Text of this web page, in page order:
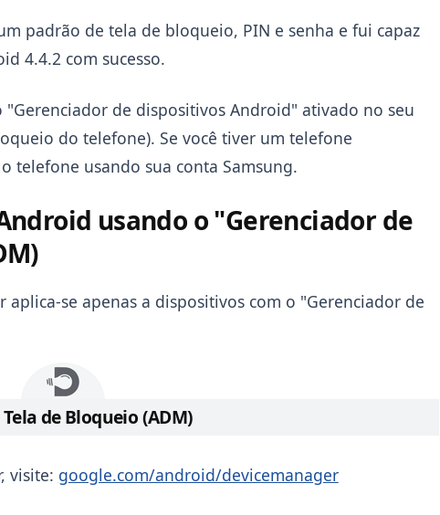
padrão de tela de bloqueio, PIN e senha e fui capaz
4.4.2 com sucesso.
"Gerenciador de dispositivos Android" ativado no seu
do telefone). Se você tiver um telefone
telefone usando sua conta Samsung.
usando o "Gerenciador de
se apenas a dispositivos com o "Gerenciador de
de Bloqueio (ADM)
visite: google.com/android/devicemanager